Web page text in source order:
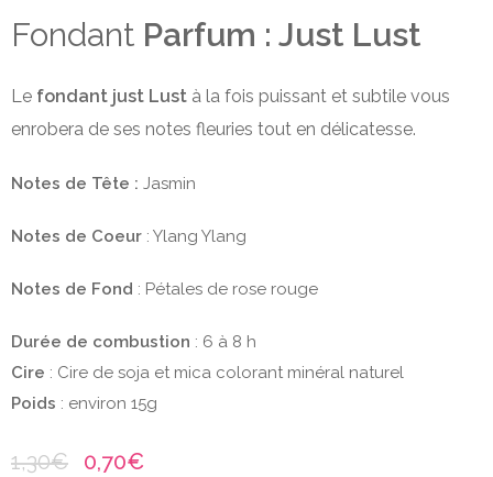
Fondant Parfum : Just Lust
Le fondant just Lust à la fois puissant et subtile vous
enrobera de ses notes fleuries tout en délicatesse.
Notes de Tête : Jasmin
Notes de Coeur : Ylang Ylang
Notes de Fond : Pétales de rose rouge
Durée de combustion : 6 à 8 h
Cire : Cire de soja et mica colorant minéral naturel
Poids : environ 15g
1,30€ 0,70€